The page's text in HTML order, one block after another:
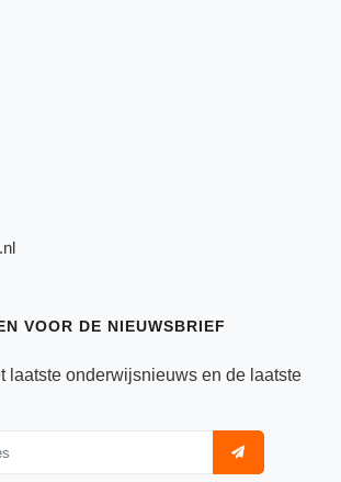
VOOR DE NIEUWSBRIEF
laatste onderwijsnieuws en de laatste